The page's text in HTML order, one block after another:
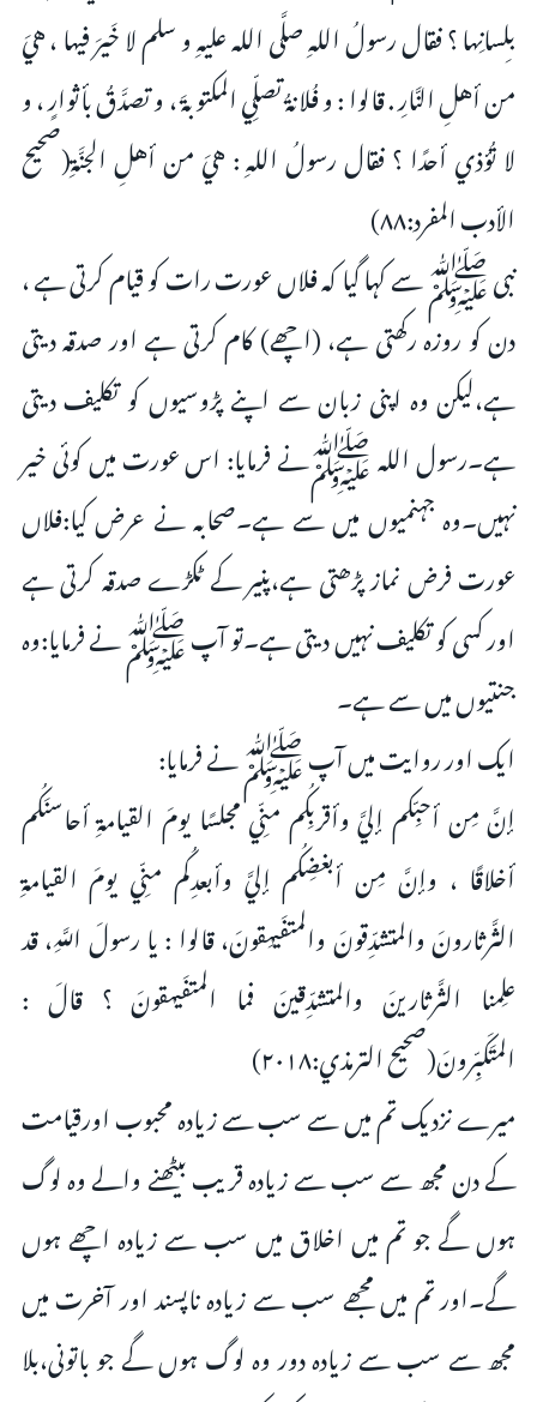
بلِسانِها ؟ فقال رسولُ اللهِ صلَّى الله عليهِ و سلم لا خَيرَ فيها ، هيَ
من أهلِ النَّارِ . قالوا : و فُلانةُ تصلِّي المكتوبةَ ، و تصدَّقُ بأثوارٍ ، و
لا تُؤذي أحدًا ؟ فقال رسولُ اللهِ : هيَ من أهلِ الجنَّةِ(صحيح
الأدب المفرد:۸۸)
نبی ﷺ سے کہا گیا کہ فلاں عورت رات کو قیام کرتی ہے ،
دن کو روزہ رکھتی ہے، (اچھے) کام کرتی ہے اور صدقہ دیتی
ہے،لیکن وہ اپنی زبان سے اپنے پڑوسیوں کو تکلیف دیتی
ہے۔رسول اللہ ﷺنے فرمایا: اس عورت میں کوئی خیر
نہیں۔وہ جہنمیوں میں سے ہے۔صحابہ نے عرض کیا:فلاں
عورت فرض نماز پڑھتی ہے،پنیر کے ٹکڑے صدقہ کرتی ہے
اور کسی کو تکلیف نہیں دیتی ہے۔تو آپ ﷺ نے فرمایا:وہ
جنتیوں میں سے ہے۔
ایک اور روایت میں آپ ﷺ نے فرمایا:
إنَّ مِن أحبِّكم إليَّ وأقربِكُم منِّي مجلسًا يومَ القيامةِ أحاسنَكُم
أخلاقًا ، وإنَّ مِن أبغضِكُم إليَّ وأبعدِكُم منِّي يومَ القيامةِ
الثَّرثارونَ والمتشدِّقونَ والمتفَيهِقونَ، قالوا : يا رسولَ اللَّهِ، قد
علِمنا الثَّرثارينَ والمتشدِّقينَ فما المتفَيهقونَ ؟ قالَ :
المتَكَبِّرونَ(صحيح الترمذي:۲۰۱۸)
میرے نزدیک تم میں سے سب سے زیادہ محبوب اورقیامت
کے دن مجھ سے سب سے زیادہ قریب بیٹھنے والے وہ لوگ
ہوں گے جو تم میں اخلاق میں سب سے زیادہ اچھے ہوں
گے۔اور تم میں مجھے سب سے زیادہ ناپسند اور آخرت میں
مجھ سے سب سے زیادہ دور وہ لوگ ہوں گے جو باتونی،بلا